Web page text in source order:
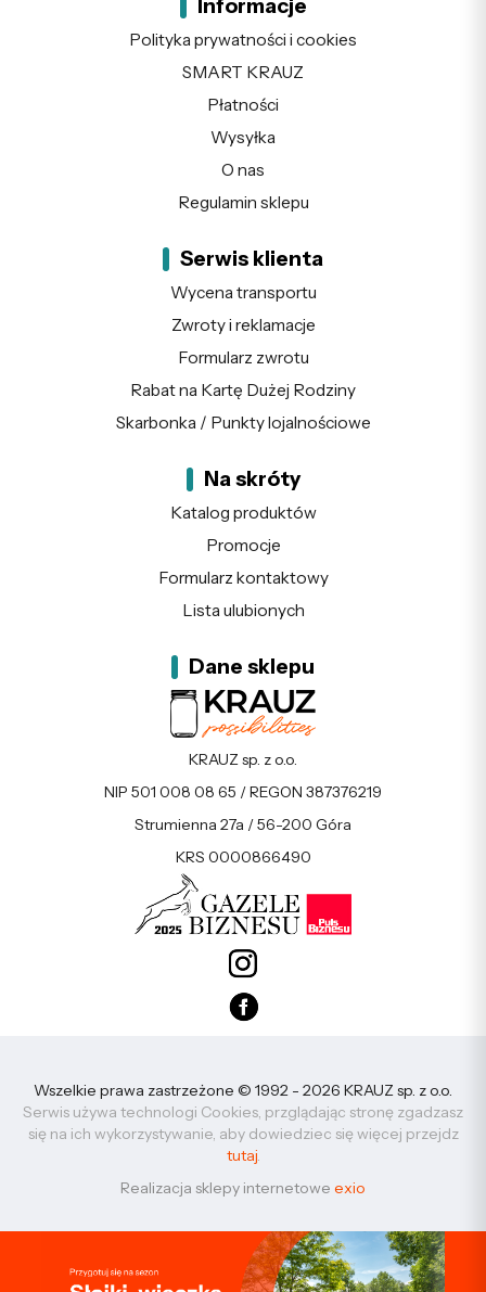
Informacje
Polityka prywatności i cookies
SMART KRAUZ
Płatności
Wysyłka
O nas
Regulamin sklepu
Serwis klienta
Wycena transportu
Zwroty i reklamacje
Formularz zwrotu
Rabat na Kartę Dużej Rodziny
Skarbonka / Punkty lojalnościowe
Na skróty
Katalog produktów
Promocje
Formularz kontaktowy
Lista ulubionych
Dane sklepu
KRAUZ sp. z o.o.
NIP 501 008 08 65 / REGON 387376219
Strumienna 27a / 56-200 Góra
KRS 0000866490
Wszelkie prawa zastrzeżone © 1992 - 2026 KRAUZ sp. z o.o.
Serwis używa technologi Cookies, przglądając stronę zgadzasz
się na ich wykorzystywanie, aby dowiedziec się więcej przejdz
tutaj.
Realizacja sklepy internetowe exio